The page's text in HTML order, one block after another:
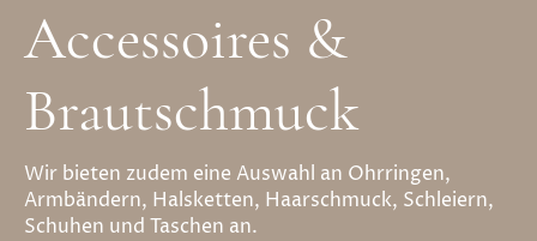
Accessoires &
Brautschmuck
Wir bieten zudem eine Auswahl an Ohrringen,
Armbändern, Halsketten, Haarschmuck, Schleiern,
Schuhen und Taschen an.